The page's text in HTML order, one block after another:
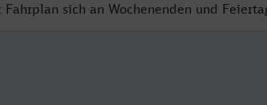
Fahrplan sich an Wochenenden und